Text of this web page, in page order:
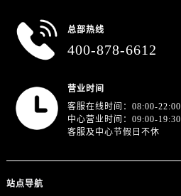
总部热线
400-878-6612
营业时间
客服在线时间：08:00-22:00
中心营业时间：09:00-19:30
客服及中心节假日不休
站点导航